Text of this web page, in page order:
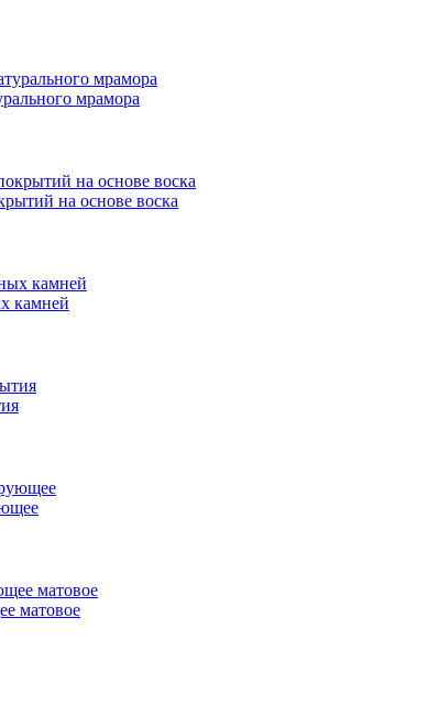
мрамора
на основе воска
камней
матовое